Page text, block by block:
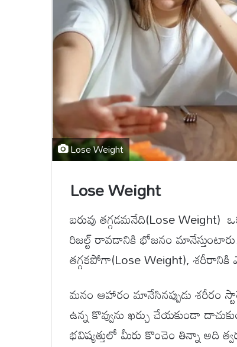
Lose Weight
Lose Weight
బరువు తగ్గడమనేది(Lose
రిజల్ట్ రావడానికి భోజనం
తగ్గకపోగా(Lose Weight), శరీరానికి
మనం ఆహారం మానేసినప్పుడు శరీరం
ఉన్న కొవ్వును ఖర్చు చేయకుండా
భవిష్యత్తులో మీరు కొంచెం తిన్నా అది